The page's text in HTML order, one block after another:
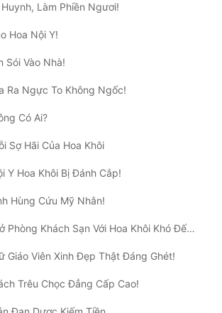
Làm Phiền Ngươi!
Hoa Nội Y!
Sói Vào Nhà!
Ra Ngực To Không Ngốc!
Có Ai?
Sợ Hãi Của Hoa Khôi
Y Hoa Khôi Bị Đánh Cắp!
Hùng Cứu Mỹ Nhân!
Khách Sạn Với Hoa Khôi Khó Đến Vậy Sao?
Giáo Viên Xinh Đẹp Thật Đáng Ghét!
Trêu Chọc Đẳng Cấp Cao!